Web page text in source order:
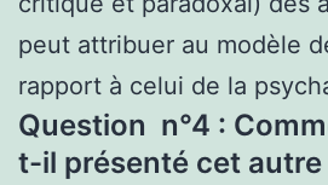
peut attribuer au modèle
rapport à celui de la
Question n°4 :
t-il présenté cet autre